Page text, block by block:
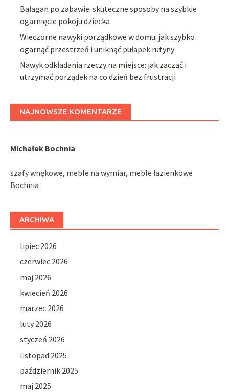
Bałagan po zabawie: skuteczne sposoby na szybkie
ogarnięcie pokoju dziecka
Wieczorne nawyki porządkowe w domu: jak szybko
ogarnąć przestrzeń i uniknąć pułapek rutyny
Nawyk odkładania rzeczy na miejsce: jak zacząć i
utrzymać porządek na co dzień bez frustracji
NAJNOWSZE KOMENTARZE
Michałek Bochnia
szafy wnękowe, meble na wymiar, meble łazienkowe
Bochnia
ARCHIWA
lipiec 2026
czerwiec 2026
maj 2026
kwiecień 2026
marzec 2026
luty 2026
styczeń 2026
listopad 2025
październik 2025
maj 2025